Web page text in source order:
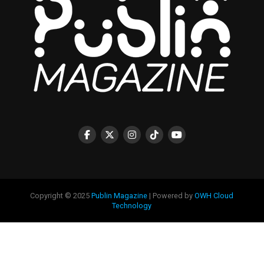
Copyright © 2025Publin Magazine | Powered byOWH Cloud
Technology